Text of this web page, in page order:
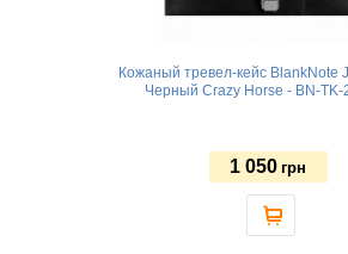
Кожаный тревел-кейс BlankNote
Черный Crazy Horse - BN-TK-
1 050 грн